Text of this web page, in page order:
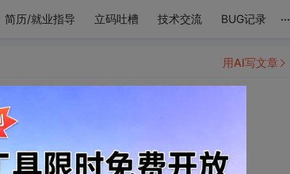
简历/就业指导 立码吐槽 技术交流 BUG记录 ...
用AI写文章